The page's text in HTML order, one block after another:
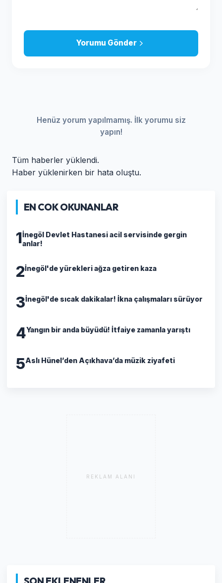
Yorumu Gönder
Henüz yorum yapılmamış. İlk yorumu siz
yapın!
Tüm haberler yüklendi.
Haber yüklenirken bir hata oluştu.
EN COK OKUNANLAR
1İnegöl Devlet Hastanesi acil servisinde gergin
anlar!
2İnegöl'de yürekleri ağza getiren kaza
3İnegöl'de sıcak dakikalar! İkna çalışmaları sürüyor
4Yangın bir anda büyüdü! İtfaiye zamanla yarıştı
5Aslı Hünel’den Açıkhava’da müzik ziyafeti
REKLAM ALANI